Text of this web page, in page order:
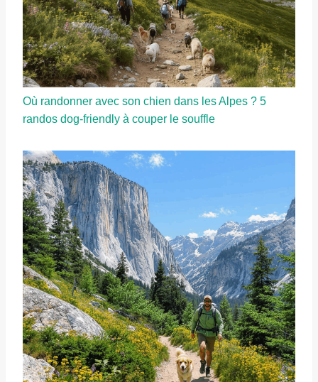
Où randonner avec son chien dans les Alpes ? 5
randos dog-friendly à couper le souffle